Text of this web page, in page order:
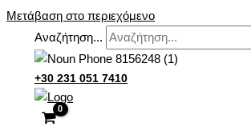
Μετάβαση στο περιεχόμενο
Αναζήτηση...
+30 231 051 7410